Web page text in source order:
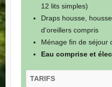
12 lits simples)
Draps housse,
d’oreillers compris
Ménage fin de séjour
Eau comprise et
TARIFS